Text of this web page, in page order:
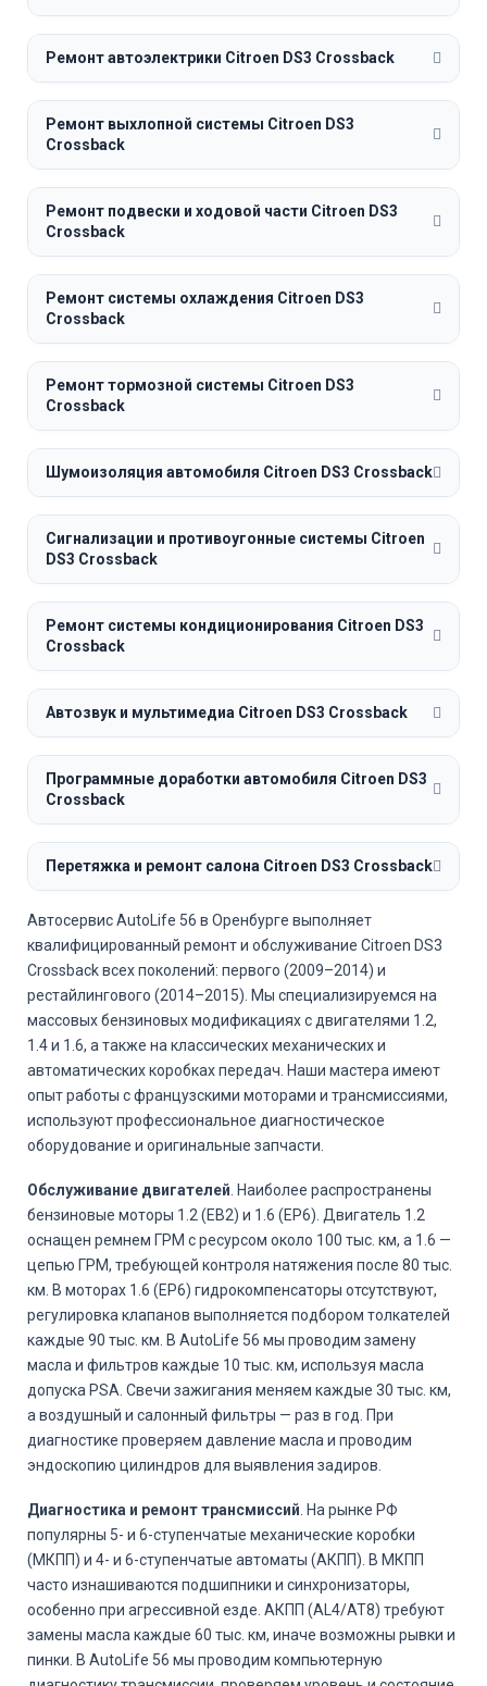
Ремонт автоэлектрики Citroen DS3 Crossback
Ремонт выхлопной системы Citroen DS3
Crossback
Ремонт подвески и ходовой части Citroen DS3
Crossback
Ремонт системы охлаждения Citroen DS3
Crossback
Ремонт тормозной системы Citroen DS3
Crossback
Шумоизоляция автомобиля Citroen DS3 Crossback
Сигнализации и противоугонные системы Citroen
DS3 Crossback
Ремонт системы кондиционирования Citroen DS3
Crossback
Автозвук и мультимедиа Citroen DS3 Crossback
Программные доработки автомобиля Citroen DS3
Crossback
Перетяжка и ремонт салона Citroen DS3 Crossback
Автосервис AutoLife 56 в Оренбурге выполняет
квалифицированный ремонт и обслуживание Citroen DS3
Crossback всех поколений: первого (2009–2014) и
рестайлингового (2014–2015). Мы специализируемся на
массовых бензиновых модификациях с двигателями 1.2,
1.4 и 1.6, а также на классических механических и
автоматических коробках передач. Наши мастера имеют
опыт работы с французскими моторами и трансмиссиями,
используют профессиональное диагностическое
оборудование и оригинальные запчасти.
Обслуживание двигателей . Наиболее распространены
бензиновые моторы 1.2 (EB2) и 1.6 (EP6). Двигатель 1.2
оснащен ремнем ГРМ с ресурсом около 100 тыс. км, а 1.6 —
цепью ГРМ, требующей контроля натяжения после 80 тыс.
км. В моторах 1.6 (EP6) гидрокомпенсаторы отсутствуют,
регулировка клапанов выполняется подбором толкателей
каждые 90 тыс. км. В AutoLife 56 мы проводим замену
масла и фильтров каждые 10 тыс. км, используя масла
допуска PSA. Свечи зажигания меняем каждые 30 тыс. км,
а воздушный и салонный фильтры — раз в год. При
диагностике проверяем давление масла и проводим
эндоскопию цилиндров для выявления задиров.
Диагностика и ремонт трансмиссий . На рынке РФ
популярны 5- и 6-ступенчатые механические коробки
(МКПП) и 4- и 6-ступенчатые автоматы (АКПП). В МКПП
часто изнашиваются подшипники и синхронизаторы,
особенно при агрессивной езде. АКПП (AL4/AT8) требуют
замены масла каждые 60 тыс. км, иначе возможны рывки и
пинки. В AutoLife 56 мы проводим компьютерную